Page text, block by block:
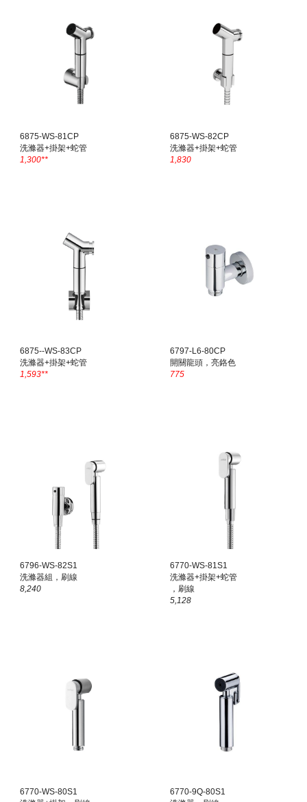
6875-WS-81CP
洗滌器+掛架+蛇管
1,300**
6875-WS-82CP
洗滌器+掛架+蛇管
1,830
6875--WS-83CP
洗滌器+掛架+蛇管
1,593**
6797-L6-80CP
開關龍頭，亮鉻色
775
6796-WS-82S1
洗滌器組，刷線
8,240
6770-WS-81S1
洗滌器+掛架+蛇管
，刷線
5,128
6770-WS-80S1
6770-9Q-80S1